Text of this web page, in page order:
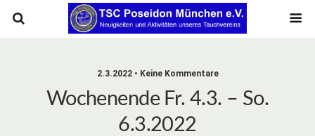
2.3.2022 • Keine Kommentare
Wochenende Fr. 4.3. – So.
6.3.2022